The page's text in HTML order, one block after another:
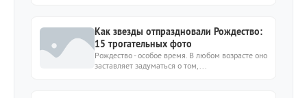
Как звезды отпраздновали Рождество:
15 трогательных фото
Рождество - особое время. В любом возрасте оно
заставляет задуматься о том,...